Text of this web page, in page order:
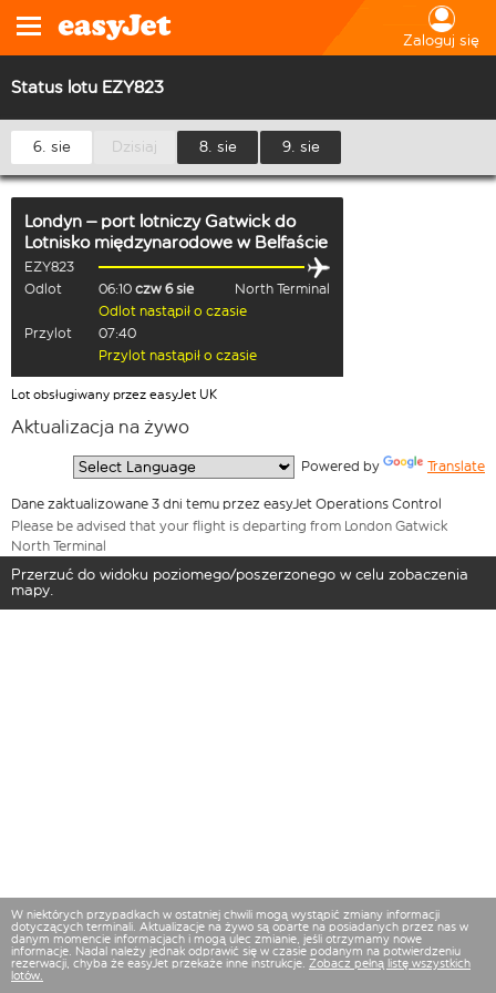
Zaloguj się
Status lotu EZY823
6. sie Dzisiaj 8. sie 9. sie
Londyn – port lotniczy Gatwick do
Lotnisko międzynarodowe w Belfaście
EZY823
Odlot
06:10 czw 6 sie
North Terminal
Odlot nastąpił o czasie
Przylot
07:40
Przylot nastąpił o czasie
Lot obsługiwany przez easyJet UK
Aktualizacja na żywo
Powered by Translate
Dane zaktualizowane 3 dni temu przez easyJet Operations Control
Please be advised that your flight is departing from London Gatwick
North Terminal
Przerzuć do widoku poziomego/poszerzonego w celu zobaczenia
mapy.
W niektórych przypadkach w ostatniej chwili mogą wystąpić zmiany informacji
dotyczących terminali. Aktualizacje na żywo są oparte na posiadanych przez nas w
danym momencie informacjach i mogą ulec zmianie, jeśli otrzymamy nowe
informacje. Nadal należy jednak odprawić się w czasie podanym na potwierdzeniu
rezerwacji, chyba że easyJet przekaże inne instrukcje. Zobacz pełną listę wszystkich
lotów.